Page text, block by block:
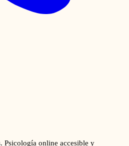
Psicología online accesible y